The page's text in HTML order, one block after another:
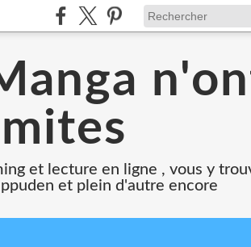
et lecture en ligne , vous y
et plein d'autre encore